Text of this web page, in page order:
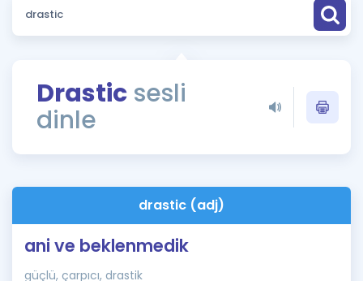
Sözlük
Rehberlik Aracı
ÖSYM Sınav Takvimi
İngilizce Gramer
Hakkımızda
Drastic sesli
dinle
drastic (adj)
ani ve beklenmedik
güçlü, çarpıcı, drastik